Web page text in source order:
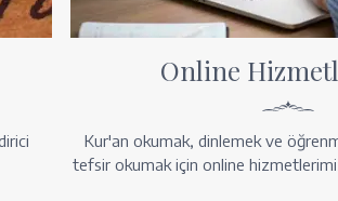
Online
Kur'an okumak, dinlemek ve
tefsir okumak için online